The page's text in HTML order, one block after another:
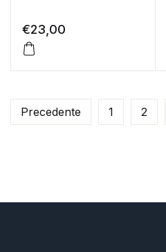
€23,00
Precedente 1 2